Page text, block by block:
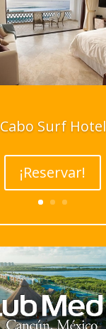
Cabo Surf Hotel
¡Reservar!